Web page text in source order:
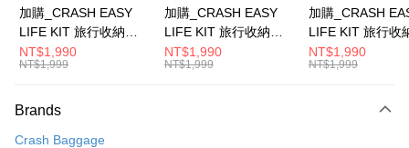
Bank
Taiwan Business Bank
Taichung Commercial Bank
HSBC Bank (Taiwan) Limited
E.SUN Commercial Bank
Taishin International Bank
Savings Bank
Cathay United Bank
Mega International Commercial
Taiwan Business Bank
Taichung Commercial Bank
Union Bank of Taiwan
E.SUN Commercial Bank
Apple Pay
JKOPAY
加購_CRASH EASY
LIFE KIT 旅行收納組 -
軍綠
NT$1,990
NT$1,999
加購_CRASH EASY
LIFE KIT 旅行收納組 -
經典黃
NT$1,990
NT$1,999
加購_CRASH
LIFE KIT 旅行收
經典黑
NT$1,990
NT$1,999
Brands
Crash Baggage